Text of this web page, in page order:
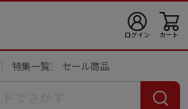
ログイン カート
特集一覧 セール商品